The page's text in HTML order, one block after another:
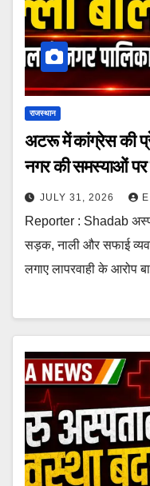
राजस्थान
अटरू में कांग्रेस की
नगर की समस्याओं पर
JULY 31, 2026
Reporter : Shadab
सड़क, नाली और सफाई
लगाए लापरवाही के आरोप